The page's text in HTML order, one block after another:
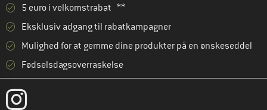
5 euro i velkomstrabat **
Eksklusiv adgang til rabatkampagner
Mulighed for at gemme dine produkter på en ønskeseddel
Fødselsdagsoverraskelse